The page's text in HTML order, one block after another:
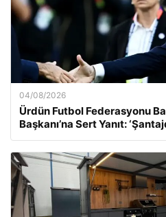
04/08/2026
Ürdün Futbol Federasyonu
Başkanı’na Sert Yanıt: